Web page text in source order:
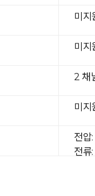
미지
미지
2 채
미지
전압
전류